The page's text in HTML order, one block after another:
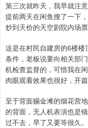
第三次就昨天，我早就注
提前两天在闲鱼搜了一下
炒到天价的天空剧院内场
这是在村民自建房的6楼
条件，老板说要向相关部
机检查监督的，可惜我在
肉眼观看效果也很好，开
至于背面赐金滩的烟花营
的背面，无人机表演也是
过不去，早了又要等很久。